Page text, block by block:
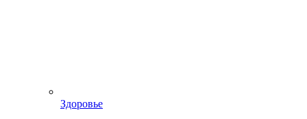
Здоровье